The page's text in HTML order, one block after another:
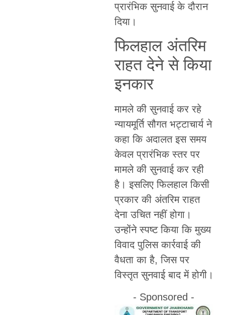
प्रारंभिक सुनवाई के दौरान
दिया।
फिलहाल अंतरिम
राहत देने से किया
इनकार
मामले की सुनवाई कर रहे
न्यायमूर्ति सौगत भट्टाचार्य ने
कहा कि अदालत इस समय
केवल प्रारंभिक स्तर पर
मामले की सुनवाई कर रही
है। इसलिए फिलहाल किसी
प्रकार की अंतरिम राहत
देना उचित नहीं होगा।
उन्होंने स्पष्ट किया कि मुख्य
विवाद पुलिस कार्रवाई की
वैधता का है, जिस पर
विस्तृत सुनवाई बाद में होगी।
- Sponsored -